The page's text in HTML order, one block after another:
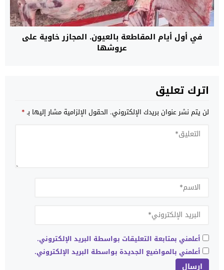
في أول أيام المقاطعة بالعيون. المجازر خاوية على
عروشها
اترك تعليق
لن يتم نشر عنوان بريدك الإلكتروني. الحقول الإلزامية مشار إليها بـ*
أعلمني بمتابعة التعليقات بواسطة البريد الإلكتروني.
أعلمني بالمواضيع الجديدة بواسطة البريد الإلكتروني.